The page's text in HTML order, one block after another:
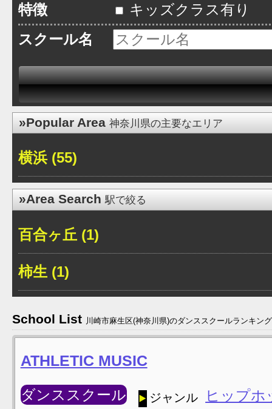
特徴
キッズクラス有り
スクール名
»Popular Area神奈川県の主要なエリア
横浜 (55)
»Area Search駅で絞る
百合ヶ丘 (1)
柿生 (1)
School List 川崎市麻生区(神奈川県)のダンススクールランキン
ATHLETIC MUSIC
ダンススクール ジャンル
ヒップ